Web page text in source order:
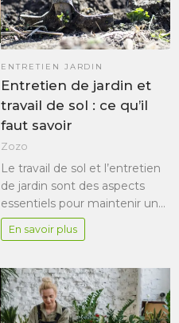
ENTRETIEN JARDIN
Entretien de jardin et
travail de sol : ce qu’il
faut savoir
Zozo
Le travail de sol et l’entretien
de jardin sont des aspects
essentiels pour maintenir un…
En savoir plus